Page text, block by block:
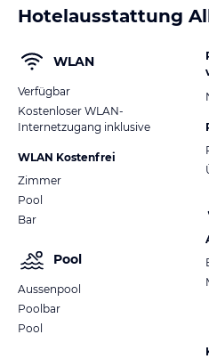
Hotelausstattung
WLAN
Verfügbar
Kostenloser WLAN-
Internetzugang inklusive
WLAN Kostenfrei
Zimmer
Pool
Bar
Pool
Aussenpool
Poolbar
Pool